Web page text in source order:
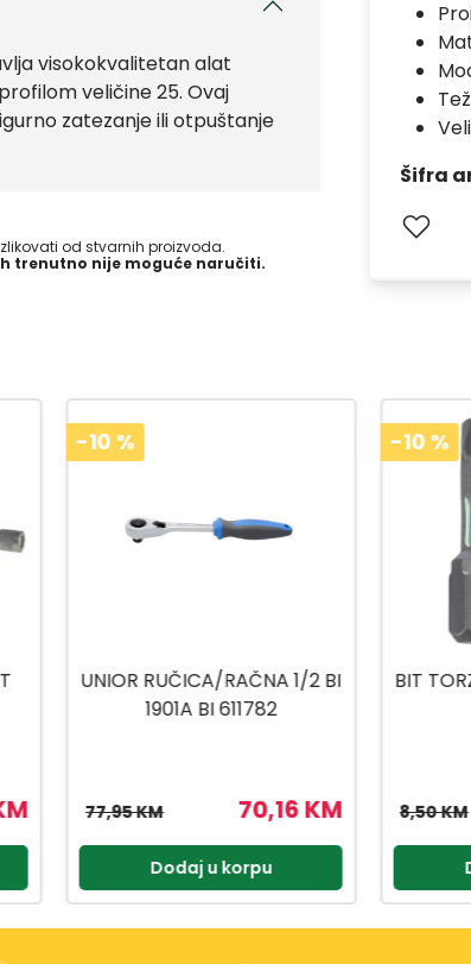
visokokvalitetan alat
veličine 25. Ovaj
zatezanje ili otpuštanje
od stvarnih proizvoda.
trenutno nije moguće naručiti.
Šifra
-10 %
BIT TORZIJA TORX 20X25MM
2/1
7,65 KM
8,50 KM
Dodaj u korpu
-10 %
BIT
7,50 KM